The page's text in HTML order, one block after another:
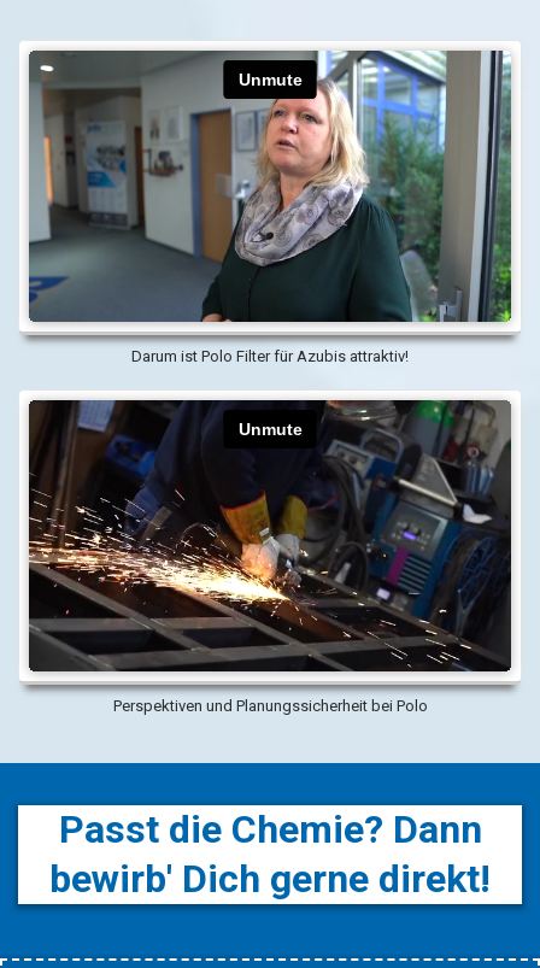
Darum ist Polo Filter für Azubis attraktiv!
Perspektiven und Planungssicherheit bei Polo
Passt die Chemie? Dann
bewirb' Dich gerne direkt!